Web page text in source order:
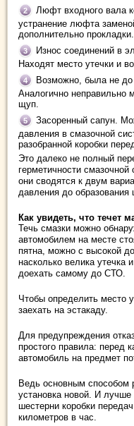
Люфт входного вала
устранение люфта
дополнительно прокладки.
Износ соединений в
Находят место утечки и
Возможно, была не до
Аналогично неправильно
щуп.
Засоренный сапун.
давления в смазочной
разобранной коробки
Это далеко не полный
герметичности
они сводятся к двум
давления до
Как увидеть, что течет
Течь смазки можно
автомобилем на месте
пятна, можно с высокой
насколько велика утечка
доехать самому до СТО.
Чтобы определить место
заехать на эстакаду.
Для предупреждения
простого правила: перед
автомобиль на предмет
Ведь основным способом
установка новой. И лучше
шестерни коробки
километров в час.